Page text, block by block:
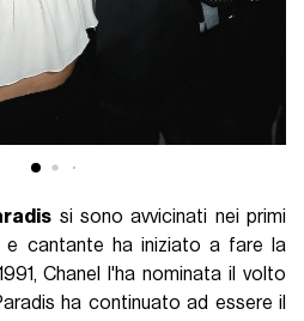
si sono avvicinati nei primi
e cantante ha iniziato a fare la
Chanel l'ha nominata il volto
ha continuato ad essere il